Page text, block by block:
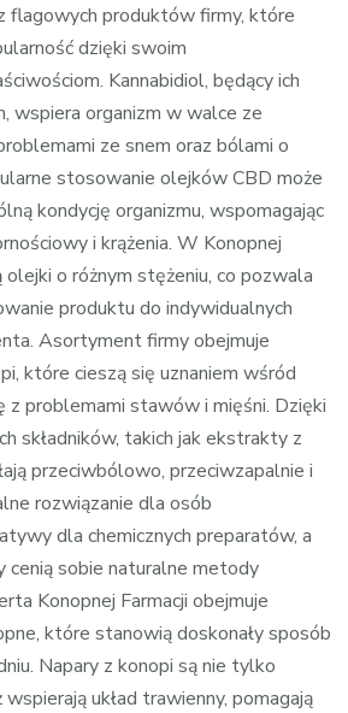
flagowych produktów firmy, które
dzięki swoim
Kannabidiol, będący ich
wspiera organizm w walce ze
ze snem oraz bólami o
stosowanie olejków CBD może
kondycję organizmu, wspomagając
i krążenia. W Konopnej
olejki o różnym stężeniu, co pozwala
produktu do indywidualnych
Asortyment firmy obejmuje
które cieszą się uznaniem wśród
z problemami stawów i mięśni. Dzięki
składników, takich jak ekstrakty z
przeciwbólowo, przeciwzapalnie i
rozwiązanie dla osób
dla chemicznych preparatów, a
cenią sobie naturalne metody
Konopnej Farmacji obejmuje
które stanowią doskonały sposób
Napary z konopi są nie tylko
układ trawienny, pomagają